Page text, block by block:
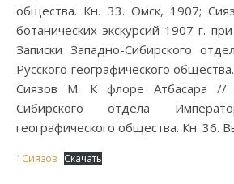
общества. Кн. 33. Омск, 1907;
ботанических экскурсий 1907 г.
Записки Западно-Сибирского
Русского географического
Сиязов М. К флоре Атбасара //
Сибирского отдела
географического общества. Кн. 36.
1Сиязов Скачать